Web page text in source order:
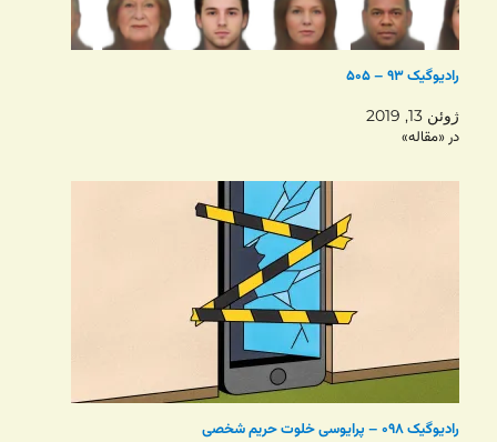
رادیوگیک ۹۳ – ۵۰۵
ژوئن 13, 2019
در «مقاله»
رادیوگیک ۰۹۸ – پرایوسی خلوت حریم شخصی